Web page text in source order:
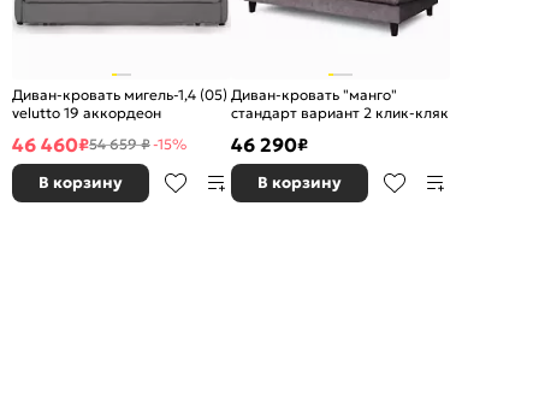
Диван-кровать мигель-1,4 (05)
velutto 19 аккордеон
46 460₽54 659 ₽-15%
В корзину
Диван-кровать "манго"
стандарт вариант 2 клик-кляк
46 290₽
В корзину